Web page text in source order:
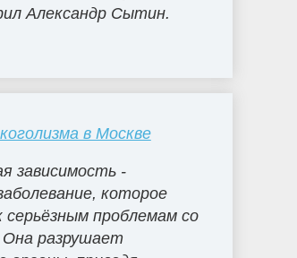
Александр Сытин.
в Москве
зависимость -
которое
серьёзным проблемам со
Она разрушает